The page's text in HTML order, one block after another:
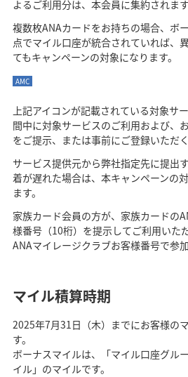
よるご利用分は、本会員に集約されます
複数枚ANAカードをお持ちの場合、ボ
点でマイル口座が統合されていれば、
てもキャンペーンの対象になります。
AMC
上記アイコンが記載されている対象サ
間中に対象サービスのご利用および、
をご提示、または事前にご登録いただ
サービス提供元から弊社指定先に提出
着が遅れた場合は、本キャンペーンの
ます。
家族カード会員の方が、家族カードの
様番号（10桁）を提示してご利用いた
ANAマイレージクラブお客様番号で参
マイル積算時期
2025年7月31日（木）までにお客様の
す。
ボーナスマイルは、「マイル口座グル
イル」のマイルです。